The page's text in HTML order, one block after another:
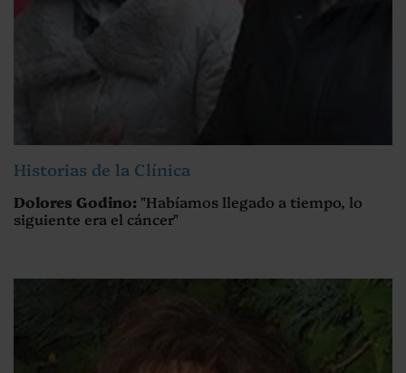
Historias de la Clínica
Dolores Godino: "Habíamos llegado a tiempo, lo
siguiente era el cáncer"